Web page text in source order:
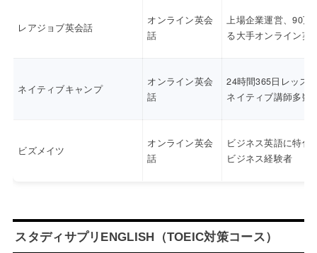
レアジョブ英会話
オンライン英会
話
上場企業運営、90万
る大手オンライン英
ネイティブキャンプ
オンライン英会
話
24時間365日レッス
ネイティブ講師多数
ビズメイツ
オンライン英会
話
ビジネス英語に特化
ビジネス経験者
スタディサプリENGLISH（TOEIC対策コース）